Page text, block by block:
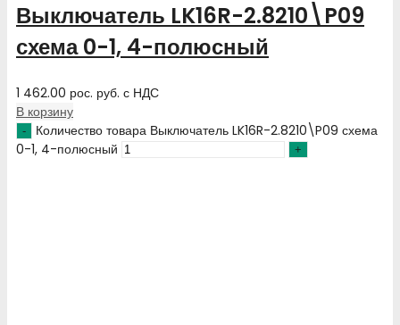
Выключатель LK16R-2.8210\P09
схема 0-1, 4-полюсный
1 462.00 рос. руб. с НДС
В корзину
Количество товара Выключатель LK16R-2.8210\P09 схема
0-1, 4-полюсный